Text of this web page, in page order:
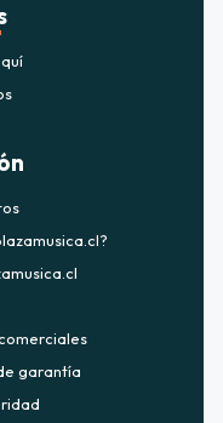
garantía